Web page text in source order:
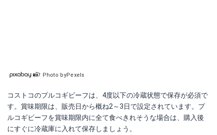
Photo byPexels
コストコのプルコギビーフは、4度以下の冷蔵状態で保存が必須で
す。賞味期限は、販売日から概ね2～3日で設定されています。プ
ルコギビーフを賞味期限内に全て食べきれそうな場合は、購入後
にすぐに冷蔵庫に入れて保存しましょう。